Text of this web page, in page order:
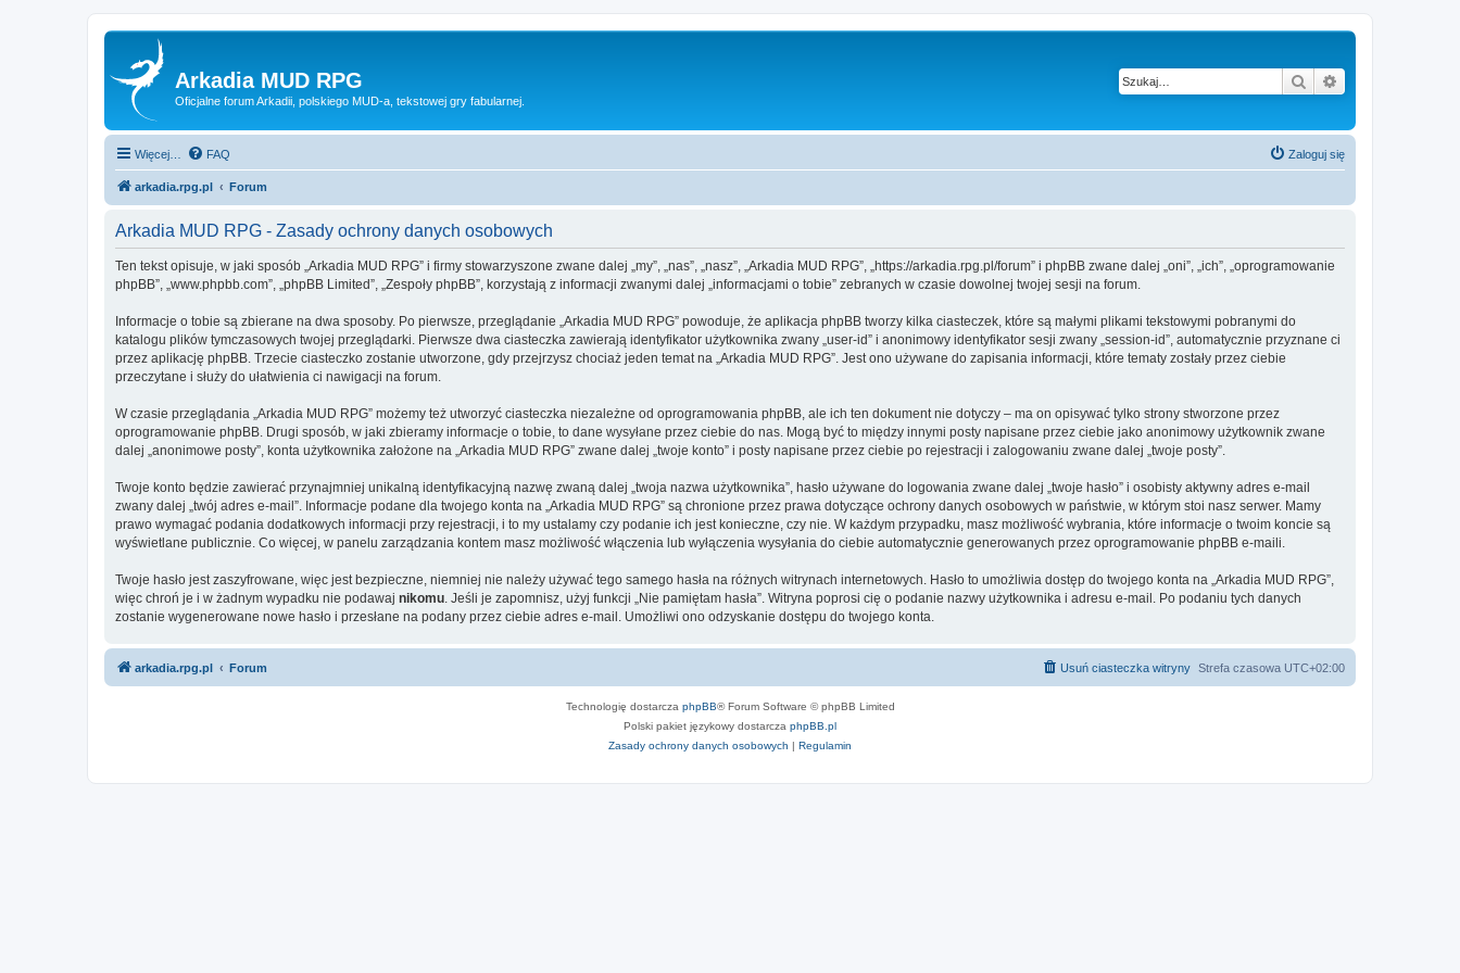
Arkadia MUD RPG
Oficjalne forum Arkadii, polskiego MUD-a, tekstowej gry fabularnej.
Szukaj
Więcej… FAQ Zaloguj się
arkadia.rpg.pl Forum
Arkadia MUD RPG - Zasady ochrony danych osobowych
Ten tekst opisuje, w jaki sposób „Arkadia MUD RPG” i firmy stowarzyszone zwane dalej „my”, „nas”, „nasz”, „Arkadia MUD RPG”, „https://arkadia.rpg.pl/forum” i phpBB zwane dalej „oni”, „ich”, „oprogramowanie
phpBB”, „www.phpbb.com”, „phpBB Limited”, „Zespoły phpBB”, korzystają z informacji zwanymi dalej „informacjami o tobie” zebranych w czasie dowolnej twojej sesji na forum.
Informacje o tobie są zbierane na dwa sposoby. Po pierwsze, przeglądanie „Arkadia MUD RPG” powoduje, że aplikacja phpBB tworzy kilka ciasteczek, które są małymi plikami tekstowymi pobranymi do
katalogu plików tymczasowych twojej przeglądarki. Pierwsze dwa ciasteczka zawierają identyfikator użytkownika zwany „user-id” i anonimowy identyfikator sesji zwany „session-id”, automatycznie przyznane ci
przez aplikację phpBB. Trzecie ciasteczko zostanie utworzone, gdy przejrzysz chociaż jeden temat na „Arkadia MUD RPG”. Jest ono używane do zapisania informacji, które tematy zostały przez ciebie
przeczytane i służy do ułatwienia ci nawigacji na forum.
W czasie przeglądania „Arkadia MUD RPG” możemy też utworzyć ciasteczka niezależne od oprogramowania phpBB, ale ich ten dokument nie dotyczy – ma on opisywać tylko strony stworzone przez
oprogramowanie phpBB. Drugi sposób, w jaki zbieramy informacje o tobie, to dane wysyłane przez ciebie do nas. Mogą być to między innymi posty napisane przez ciebie jako anonimowy użytkownik zwane
dalej „anonimowe posty”, konta użytkownika założone na „Arkadia MUD RPG” zwane dalej „twoje konto” i posty napisane przez ciebie po rejestracji i zalogowaniu zwane dalej „twoje posty”.
Twoje konto będzie zawierać przynajmniej unikalną identyfikacyjną nazwę zwaną dalej „twoja nazwa użytkownika”, hasło używane do logowania zwane dalej „twoje hasło” i osobisty aktywny adres e-mail
zwany dalej „twój adres e-mail”. Informacje podane dla twojego konta na „Arkadia MUD RPG” są chronione przez prawa dotyczące ochrony danych osobowych w państwie, w którym stoi nasz serwer. Mamy
prawo wymagać podania dodatkowych informacji przy rejestracji, i to my ustalamy czy podanie ich jest konieczne, czy nie. W każdym przypadku, masz możliwość wybrania, które informacje o twoim koncie są
wyświetlane publicznie. Co więcej, w panelu zarządzania kontem masz możliwość włączenia lub wyłączenia wysyłania do ciebie automatycznie generowanych przez oprogramowanie phpBB e-maili.
Twoje hasło jest zaszyfrowane, więc jest bezpieczne, niemniej nie należy używać tego samego hasła na różnych witrynach internetowych. Hasło to umożliwia dostęp do twojego konta na „Arkadia MUD RPG”,
więc chroń je i w żadnym wypadku nie podawaj nikomu. Jeśli je zapomnisz, użyj funkcji „Nie pamiętam hasła”. Witryna poprosi cię o podanie nazwy użytkownika i adresu e-mail. Po podaniu tych danych
zostanie wygenerowane nowe hasło i przesłane na podany przez ciebie adres e-mail. Umożliwi ono odzyskanie dostępu do twojego konta.
arkadia.rpg.pl Forum Strefa czasowa UTC+02:00
Usuń ciasteczka witryny
Technologię dostarcza phpBB® Forum Software © phpBB Limited
Polski pakiet językowy dostarcza phpBB.pl
Zasady ochrony danych osobowych | Regulamin